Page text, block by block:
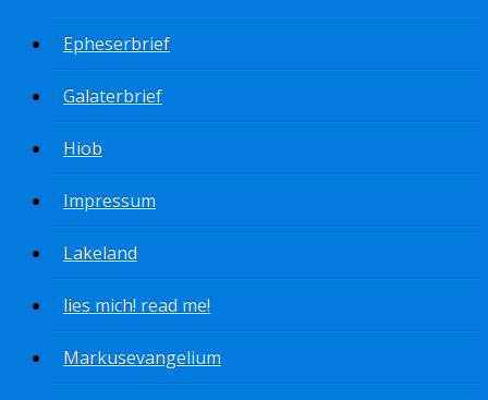
Epheserbrief
Galaterbrief
Hiob
Impressum
Lakeland
lies mich! read me!
Markusevangelium